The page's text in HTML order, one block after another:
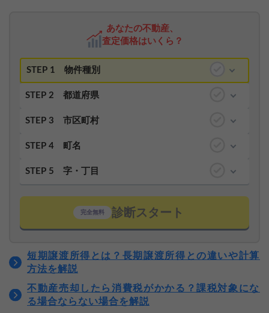
あなたの不動産、
査定価格はいくら？
STEP 1 物件種別
STEP 2 都道府県
STEP 3 市区町村
STEP 4 町名
STEP 5 字・丁目
完全無料 診断スタート
短期譲渡所得とは？長期譲渡所得との違いや計算
方法を解説
不動産売却したら消費税がかかる？課税対象にな
る場合ならない場合を解説